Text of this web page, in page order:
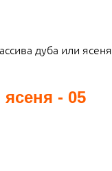
дуба или ясеня
- 05